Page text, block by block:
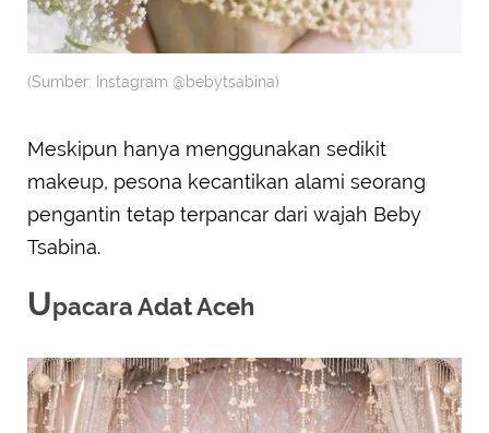
(Sumber: Instagram @bebytsabina)
Meskipun hanya menggunakan sedikit
makeup, pesona kecantikan alami seorang
pengantin tetap terpancar dari wajah Beby
Tsabina.
Upacara Adat Aceh